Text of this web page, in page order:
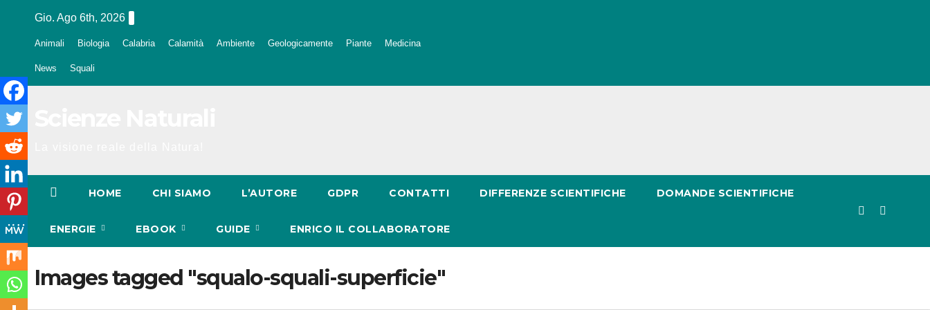
Gio. Ago 6th, 2026
Animali Biologia Calabria Calamità Ambiente Geologicamente Piante Medicina
News Squali
HOME CHI SIAMO L’AUTORE GDPR CONTATTI DIFFERENZE SCIENTIFICHE DOMANDE SCIENTIFICHE
ENERGIE EBOOK GUIDE ENRICO IL COLLABORATORE
Images tagged "squalo-squali-superficie"